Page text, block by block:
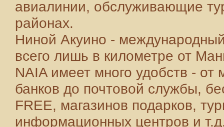
авиалинии, обслуживающие
районах.
Ниной Акуино -
всего лишь в километре от
NAIA имеет много удобств - от
банков до почтовой службы,
FREE, магазинов подарков,
информационных центров и